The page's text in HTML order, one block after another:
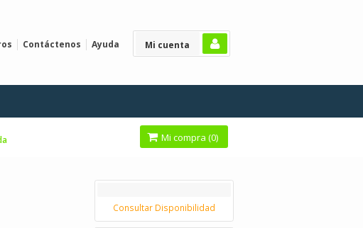
Mi cuenta
Contáctenos Ayuda
Mi compra (0)
Consultar Disponibilidad